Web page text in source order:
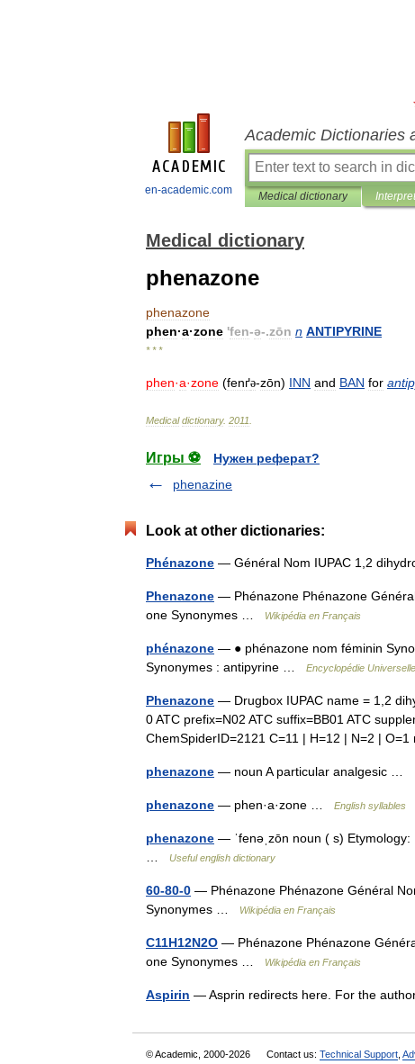
en-academic.com
Academic Dictionaries
Medical dictionary
Medical dictionary
phenazone
phenazone
phen·a·zone 'fen-ə-.zōn n ANTIPYRINE
* * *
phen·a·zone (fenґə-zōn) INN and BAN for
Medical dictionary. 2011
Игры ⚽
Нужен реферат?
phenazine
Look at other dictionaries:
Phénazone — Général Nom IUPAC 1,2
Phenazone — Phénazone Phénazone
one Synonymes …
Wikipédia en Français
phénazone — ● phénazone nom féminin
Synonymes : antipyrine …
Encyclopédie Universelle
Phenazone — Drugbox IUPAC name = 1,2
0 ATC prefix=N02 ATC suffix=BB01 ATC
ChemSpiderID=2121 C=11 | H=12 | N=2 |
phenazone — noun A particular analgesic …
phenazone — phen·a·zone … English syllables
phenazone — ˈfenəˌzōn noun ( s)
Useful english dictionary
60-80-0 — Phénazone Phénazone Général
Synonymes …
Wikipédia en Français
C11H12N2O — Phénazone Phénazone
one Synonymes …
Wikipédia en Français
Aspirin — Asprin redirects here. For the
© Academic, 2000-2026 Contact us: Technical Support